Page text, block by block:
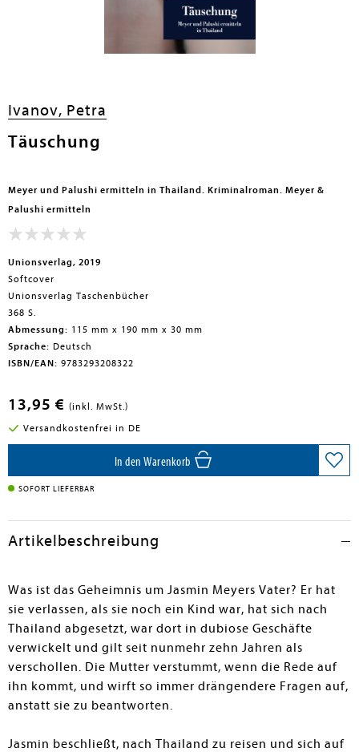
Ivanov, Petra
Täuschung
Meyer und Palushi ermitteln in Thailand. Kriminalroman. Meyer &
Palushi ermitteln
Unionsverlag, 2019
Softcover
Unionsverlag Taschenbücher
368 S.
Abmessung: 115 mm x 190 mm x 30 mm
Sprache: Deutsch
ISBN/EAN: 9783293208322
13,95 € (inkl. MwSt.)
Versandkostenfrei in DE
In den Warenkorb
SOFORT LIEFERBAR
Artikelbeschreibung
Was ist das Geheimnis um Jasmin Meyers Vater? Er hat
sie verlassen, als sie noch ein Kind war, hat sich nach
Thailand abgesetzt, war dort in dubiose Geschäfte
verwickelt und gilt seit nunmehr zehn Jahren als
verschollen. Die Mutter verstummt, wenn die Rede auf
ihn kommt, und wirft so immer drängendere Fragen auf,
anstatt sie zu beantworten.
Jasmin beschließt, nach Thailand zu reisen und sich auf